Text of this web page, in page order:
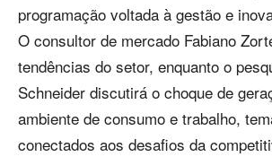
programação voltada à gestão e
O consultor de mercado Fabiano
tendências do setor, enquanto o
Schneider discutirá o choque de
ambiente de consumo e trabalho,
conectados aos desafios da